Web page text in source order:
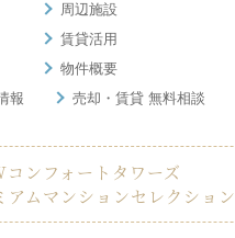
周辺施設
賃貸活用
物件概要
報
売却・賃貸 無料相談
コンフォートタワーズ
アムマンションセレクション